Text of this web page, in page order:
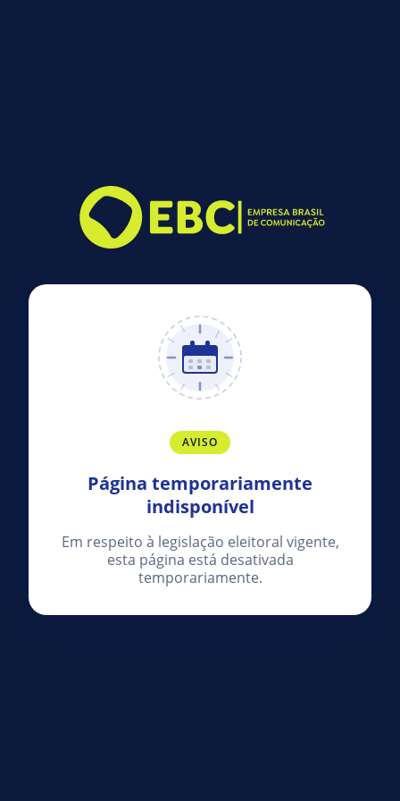
AVISO
Página temporariamente
indisponível
Em respeito à legislação eleitoral vigente,
esta página está desativada
temporariamente.